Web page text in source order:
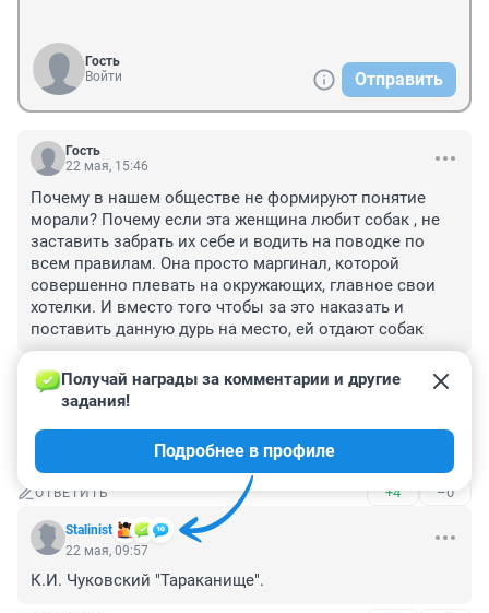
Гость
Войти
Отправить
Гость
22 мая, 15:46
Почему в нашем обществе не формируют понятие
морали? Почему если эта женщина любит собак , не
заставить забрать их себе и водить на поводке по
всем правилам. Она просто маргинал, которой
совершенно плевать на окружающих, главное свои
хотелки. И вместо того чтобы за это наказать и
поставить данную дурь на место, ей отдают собак
ОТВЕТИТЬ –0
Гость
Почему в приюте ей отдают животных?
ОТВЕТИТЬ +4 –0
Stalinist
Получай награды за комментарии и другие
задания!
Подробнее в профиле
22 мая, 09:57
К.И. Чуковский "Тараканище".